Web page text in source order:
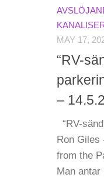
MAY 17,
“RV-
–
“RV-
Ron Giles
from the
Man antar